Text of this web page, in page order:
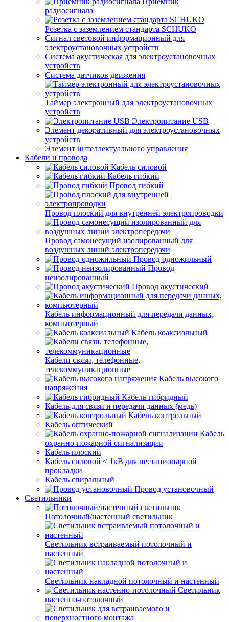
радиосигнала
Розетка с заземлением стандарта SCHUKO
Сигнал световой информационный для
электроустановочных устройств
Система акустическая для электроустановочных
устройств
Система датчиков движения
Таймер электронный для электроустановочных
устройств
Электропитание USB
Элемент декоративный для электроустановочных
устройств
Элемент интеллектуального управления
Кабели и провода
Кабель силовой
Кабель гибкий
Провод гибкий
Провод плоский для внутренней электропроводки
Провод самонесущий изолированный для
воздушных линий электропередачи
Провод одножильный
Провод
неизолированный
Провод акустический
Кабель информационный для передачи данных,
компьютерный
Кабель коаксиальный
Кабели связи, телефонные,
телекоммуникационные
Кабель высокого
напряжения
Кабель гибридный
Кабель для связи и передачи данных (медь)
Кабель контрольный
Кабель оптический
Кабель
охранно-пожарной сигнализации
Кабель плоский
Кабель силовой < 1кВ для нестационарной
прокладки
Кабель спиральный
Провод установочный
Светильники
Потолочный/настенный светильник
Светильник встраиваемый потолочный и
настенный
Светильник накладной потолочный и настенный
Светильник
настенно-потолочный